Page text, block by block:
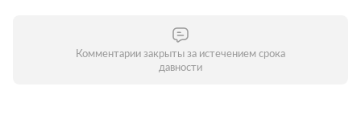
Комментарии закрыты за истечением срока
давности